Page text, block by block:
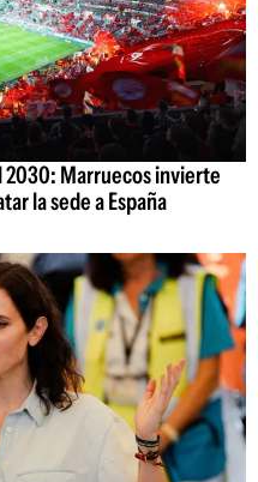
2030: Marruecos invierte
la sede a España